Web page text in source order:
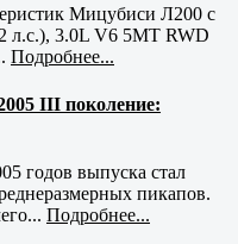
Мицубиси Л200 с
л.с.), 3.0L V6 5MT RWD
Подробнее...
III поколение:
годов выпуска стал
пикапов.
Подробнее...